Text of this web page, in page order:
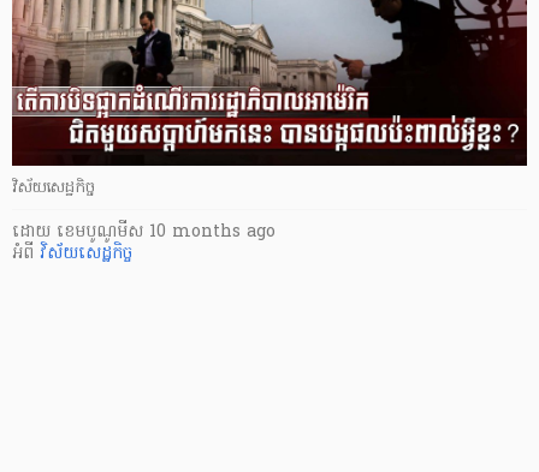
វិស័យសេដ្ឋកិច្ច
ដោយ ​ ខេមបូណូមីស 10 months ago
អំពី វិស័យសេដ្ឋកិច្ច